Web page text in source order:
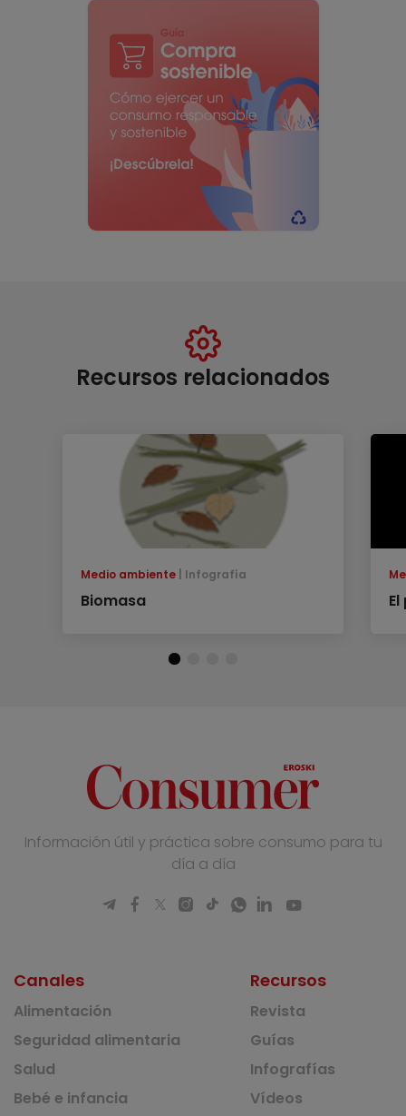
Recursos relacionados
Medio ambiente Infografía
Biomasa
Información útil y práctica sobre consumo para tu
día a día
Canales
Alimentación
Seguridad alimentaria
Salud
Bebé e infancia
Recursos
Revista
Guías
Infografías
Vídeos